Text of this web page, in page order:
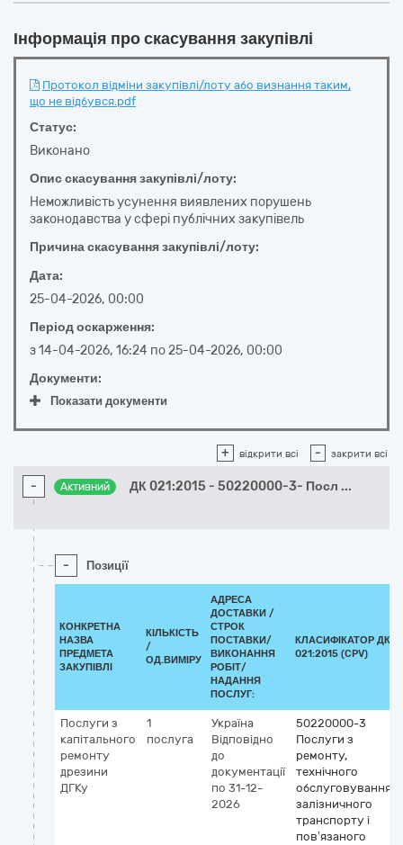
Інформація про скасування закупівлі
Протокол відміни закупівлі/лоту або визнання таким,
що не відбувся.pdf
Статус:
Виконано
Опис скасування закупівлі/лоту:
Неможливість усунення виявлених порушень
законодавства у сфері публічних закупівель
Причина скасування закупівлі/лоту:
Дата:
25-04-2026, 00:00
Період оскарження:
з14-04-2026, 16:24 по25-04-2026, 00:00
Документи:
Показати документи
+ відкрити всі - закрити всі
- Активний ДК 021:2015 - 50220000-3- Посл ...
- Позиції
КОНКРЕТНА
НАЗВА
ПРЕДМЕТА
ЗАКУПІВЛІ
КІЛЬКІСТЬ
/
ОД.ВИМІРУ
АДРЕСА
ДОСТАВКИ /
СТРОК
ПОСТАВКИ/
ВИКОНАННЯ
РОБІТ/
НАДАННЯ
ПОСЛУГ:
КЛАСИФІКАТОР ДК
021:2015 (CPV)
Послуги з
капітального
ремонту
дрезини
ДГКу
1
послуга
Україна
Відповідно
до
документації
по 31-12-
2026
50220000-3
Послуги з
ремонту,
технічного
обслуговування
залізничного
транспорту і
пов’язаного